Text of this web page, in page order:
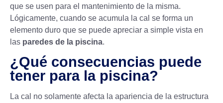
que se usen para el mantenimiento de la misma.
Lógicamente, cuando se acumula la cal se forma un
elemento duro que se puede apreciar a simple vista en
las paredes de la piscina.
¿Qué consecuencias puede
tener para la piscina?
La cal no solamente afecta la apariencia de la estructura